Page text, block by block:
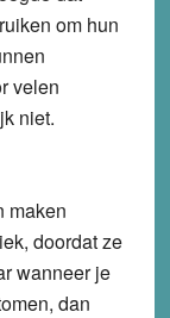
om hun
velen
niet.
maken
doordat ze
wanneer je
dan